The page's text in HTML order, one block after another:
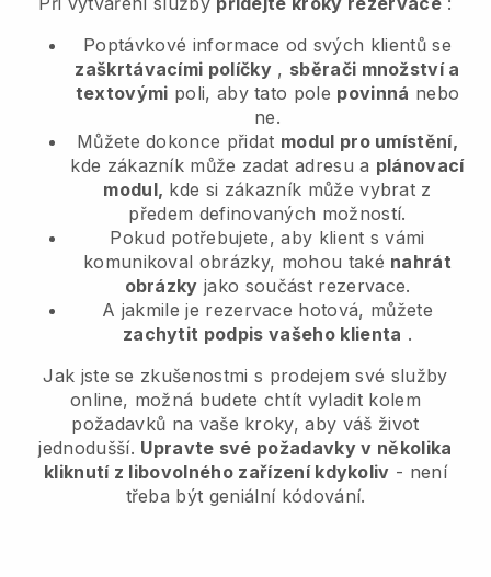
Poptávkové informace od svých klientů se
zaškrtávacími políčky , sběrači množství a
textovými poli, aby tato pole povinná nebo
ne.
Můžete dokonce přidat modul pro umístění,
kde zákazník může zadat adresu a plánovací
modul, kde si zákazník může vybrat z
předem definovaných možností.
Pokud potřebujete, aby klient s vámi
komunikoval obrázky, mohou také nahrát
obrázky jako součást rezervace.
A jakmile je rezervace hotová, můžete
zachytit podpis vašeho klienta .
Jak jste se zkušenostmi s prodejem své služby
online, možná budete chtít vyladit kolem
požadavků na vaše kroky, aby váš život
jednodušší. Upravte své požadavky v několika
kliknutí z libovolného zařízení kdykoliv - není
třeba být geniální kódování.